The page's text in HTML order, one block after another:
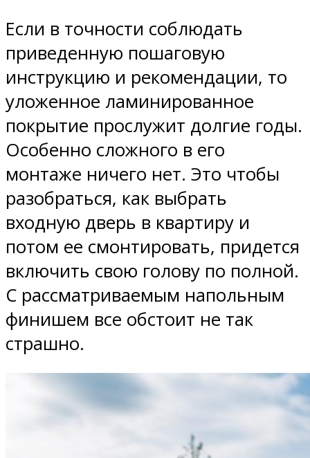
Если в точности соблюдать
приведенную пошаговую
инструкцию и рекомендации, то
уложенное ламинированное
покрытие прослужит долгие годы.
Особенно сложного в его
монтаже ничего нет. Это чтобы
разобраться, как выбрать
входную дверь в квартиру и
потом ее смонтировать, придется
включить свою голову по полной.
С рассматриваемым напольным
финишем все обстоит не так
страшно.